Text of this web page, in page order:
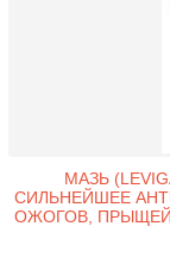
МАЗЬ
СИЛЬНЕЙШЕЕ
ОЖОГОВ,